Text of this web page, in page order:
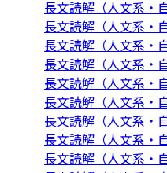
長文読解（人文系・
長文読解（人文系・
長文読解（人文系・
長文読解（人文系・
長文読解（人文系・
長文読解（人文系・
長文読解（人文系・
長文読解（人文系・
長文読解（人文系・